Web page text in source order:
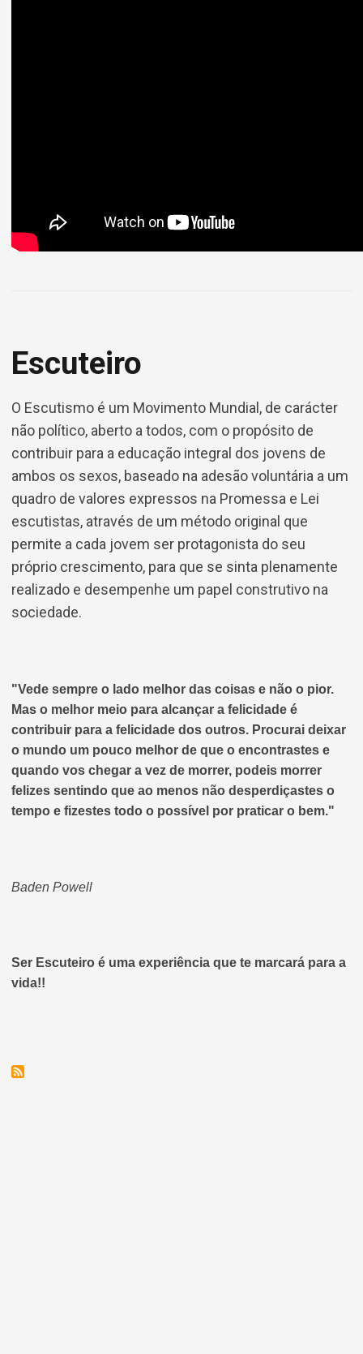
Escuteiro
O Escutismo é um Movimento Mundial, de carácter
não político, aberto a todos, com o propósito de
contribuir para a educação integral dos jovens de
ambos os sexos, baseado na adesão voluntária a um
quadro de valores expressos na Promessa e Lei
escutistas, através de um método original que
permite a cada jovem ser protagonista do seu
próprio crescimento, para que se sinta plenamente
realizado e desempenhe um papel construtivo na
sociedade.
"Vede sempre o lado melhor das coisas e não o pior.
Mas o melhor meio para alcançar a felicidade é
contribuir para a felicidade dos outros. Procurai deixar
o mundo um pouco melhor de que o encontrastes e
quando vos chegar a vez de morrer, podeis morrer
felizes sentindo que ao menos não desperdiçastes o
tempo e fizestes todo o possível por praticar o bem."
Baden Powell
Ser Escuteiro é uma experiência que te marcará para a
vida!!